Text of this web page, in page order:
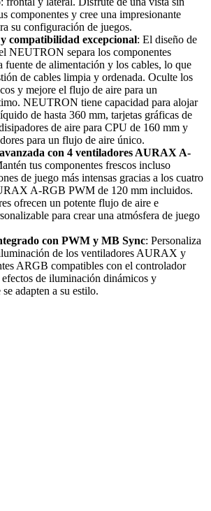
componentes y cree una impresionante
su configuración de juegos.
compatibilidad excepcional: El diseño de
NEUTRON separa los componentes
fuente de alimentación y los cables, lo que
de cables limpia y ordenada. Oculte los
y mejore el flujo de aire para un
NEUTRON tiene capacidad para alojar
de hasta 360 mm, tarjetas gráficas de
de aire para CPU de 160 mm y
para un flujo de aire único.
con 4 ventiladores AURAX A-
tus componentes frescos incluso
de juego más intensas gracias a los cuatro
A-RGB PWM de 120 mm incluidos.
ofrecen un potente flujo de aire e
para crear una atmósfera de juego
con PWM y MB Sync: Personaliza
de los ventiladores AURAX y
ARGB compatibles con el controlador
de iluminación dinámicos y
adapten a su estilo.